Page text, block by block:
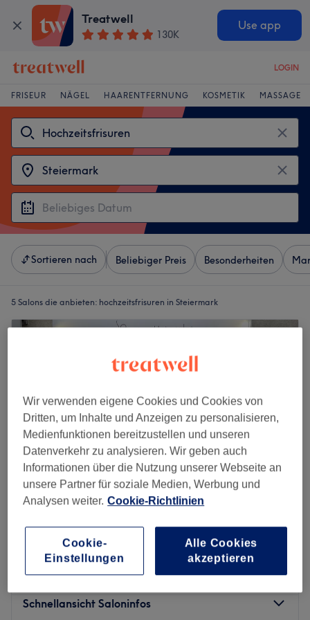
Treatwell
130K
Use app
LOGIN
FRISEUR NÄGEL HAARENTFERNUNG KOSMETIK MASSAGE
Sortieren nach Beliebiger Preis Besonderheiten
5 Salons die anbieten: hochzeitsfrisuren in Steiermark
92 Bewertungen
6. Bezirk Jakomini, Graz
Auf Karte anzeigen
Ball- oder Brautfrisur
ab 80 €
Schnellansicht Saloninfos
Wir verwenden eigene Cookies und Cookies von
Dritten, um Inhalte und Anzeigen zu personalisieren,
Medienfunktionen bereitzustellen und unseren
Datenverkehr zu analysieren. Wir geben auch
Informationen über die Nutzung unserer Webseite an
unsere Partner für soziale Medien, Werbung und
Analysen weiter. Cookie-Richtlinien
Alle Cookies
akzeptieren
Cookie-
Einstellungen